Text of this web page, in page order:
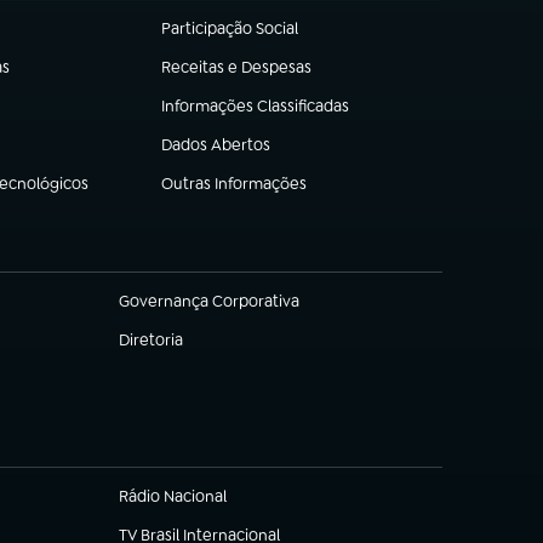
Participação Social
(abre em nova aba)
Receitas e Despesas
(abre em nova aba)
Informações Classificadas
(abre em nova aba)
Dados Abertos
(abre em nova aba)
Outras Informações
(abre em nova aba)
Governança Corporativa
(abre em nova aba)
Diretoria
(abre em nova aba)
Rádio Nacional
TV Brasil Internacional